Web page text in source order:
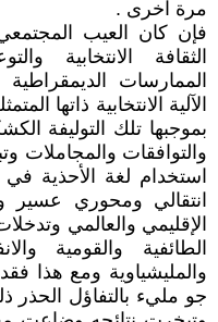
مرة اخرى .
فإن كان العيب
الثقافة الانتخابية
الممارسات
الآلية الانتخابية ذاتها
بموجبها تلك التوليفة
والتوافقات والمجاملات
استخدام لغة
انتقالي ومحوري
الإقليمي والعالمي
الطائفية والقومية
والمليشياوية ومع هذا
جو مليء بالتفاؤل الحذر